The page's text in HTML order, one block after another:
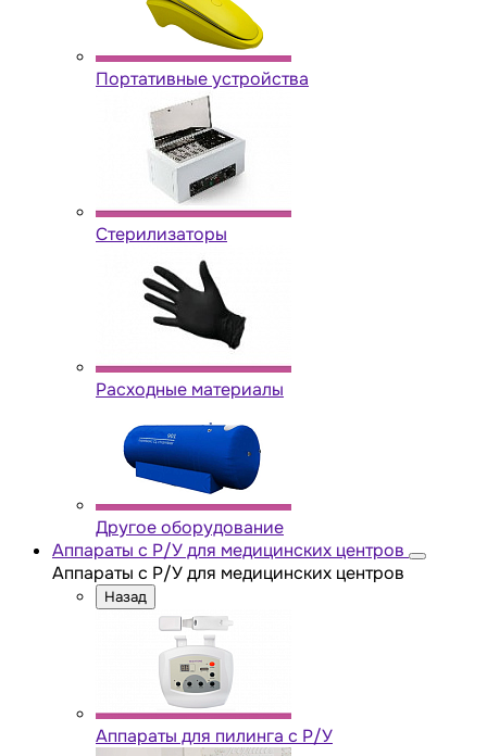
Портативные устройства
Стерилизаторы
Расходные материалы
Другое оборудование
Аппараты с Р/У для медицинских центров
Аппараты с Р/У для медицинских центров
Назад
Аппараты для пилинга с Р/У